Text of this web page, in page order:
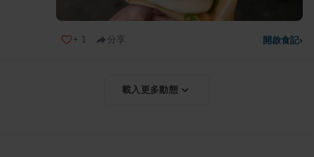
+ 1 分享 開啟食記›
載入更多動態